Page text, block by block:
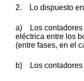
2. Lo dispuesto en
a) Los contadores
eléctrica entre los
(entre fases, en el
b) Los contadores